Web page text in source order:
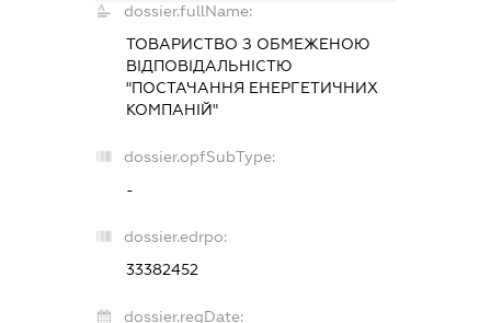
dossier.fullName:
ТОВАРИСТВО З ОБМЕЖЕНОЮ
ВІДПОВІДАЛЬНІСТЮ
"ПОСТАЧАННЯ ЕНЕРГЕТИЧНИХ
КОМПАНІЙ"
dossier.opfSubType:
-
dossier.edrpo:
33382452
dossier.regDate: